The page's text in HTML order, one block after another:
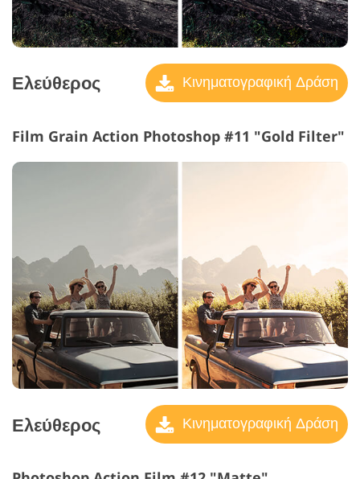
Ελεύθερος Κινηματογραφική Δράση
Film Grain Action Photoshop #11 "Gold Filter"
Ελεύθερος Κινηματογραφική Δράση